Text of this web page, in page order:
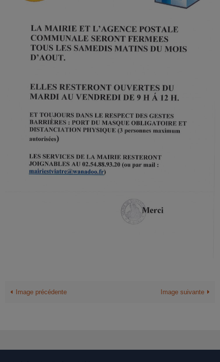
Image précédente Image suivante